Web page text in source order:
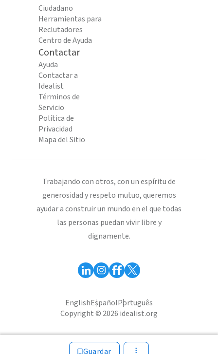
Guardar
Ciudadano
Herramientas para
Reclutadores
Centro de Ayuda
Contactar
Ayuda
Contactar a
Idealist
Términos de
Servicio
Política de
Privacidad
Mapa del Sitio
Trabajando con otros, con un espíritu de
generosidad y respeto mutuo, queremos
ayudar a construir un mundo en el que todas
las personas puedan vivir libre y
dignamente.
EnglishEspañolPortuguês
Copyright © 2026 idealist.org